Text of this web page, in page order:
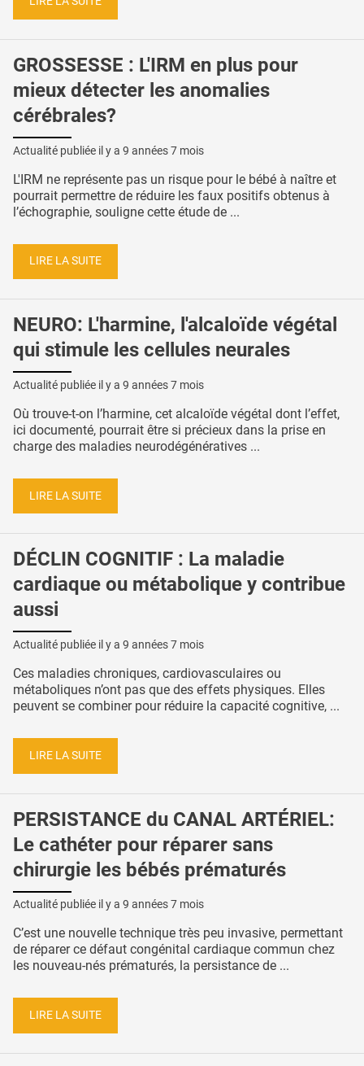
GROSSESSE : L'IRM en plus pour
mieux détecter les anomalies
cérébrales?
Actualité publiée il y a 9 années 7 mois
L'IRM ne représente pas un risque pour le bébé à naître et
pourrait permettre de réduire les faux positifs obtenus à
l’échographie, souligne cette étude de ...
LIRE LA SUITE
NEURO: L'harmine, l'alcaloïde végétal
qui stimule les cellules neurales
Actualité publiée il y a 9 années 7 mois
Où trouve-t-on l’harmine, cet alcaloïde végétal dont l’effet,
ici documenté, pourrait être si précieux dans la prise en
charge des maladies neurodégénératives ...
LIRE LA SUITE
DÉCLIN COGNITIF : La maladie
cardiaque ou métabolique y contribue
aussi
Actualité publiée il y a 9 années 7 mois
Ces maladies chroniques, cardiovasculaires ou
métaboliques n’ont pas que des effets physiques. Elles
peuvent se combiner pour réduire la capacité cognitive, ...
LIRE LA SUITE
PERSISTANCE du CANAL ARTÉRIEL:
Le cathéter pour réparer sans
chirurgie les bébés prématurés
Actualité publiée il y a 9 années 7 mois
C’est une nouvelle technique très peu invasive, permettant
de réparer ce défaut congénital cardiaque commun chez
les nouveau-nés prématurés, la persistance de ...
LIRE LA SUITE